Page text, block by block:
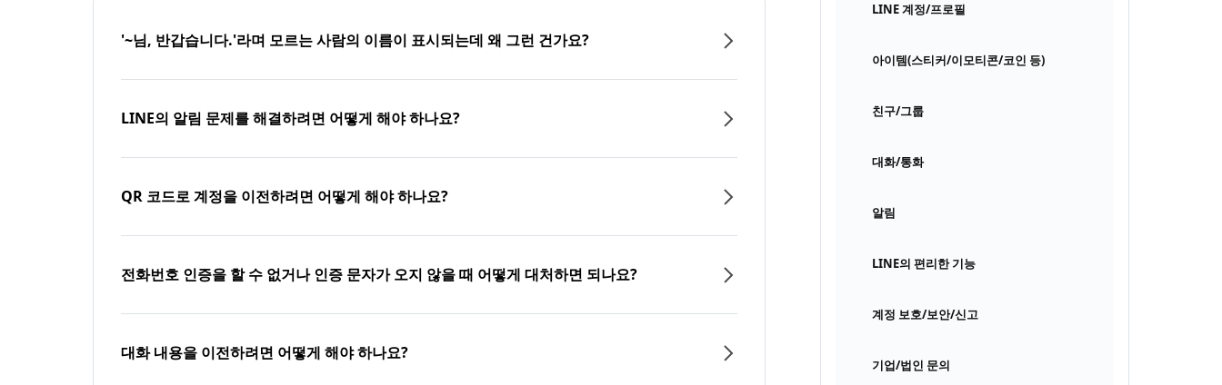
LINE 계정/프로필
아이템(스티커/이모티콘/코인 등)
친구/그룹
대화/통화
알림
LINE의 편리한 기능
계정 보호/보안/신고
기업/법인 문의
'~님, 반갑습니다.'라며 모르는 사람의 이름이 표시되는데 왜 그런 건가요?
LINE의 알림 문제를 해결하려면 어떻게 해야 하나요?
QR 코드로 계정을 이전하려면 어떻게 해야 하나요?
전화번호 인증을 할 수 없거나 인증 문자가 오지 않을 때 어떻게 대처하면 되나요?
대화 내용을 이전하려면 어떻게 해야 하나요?